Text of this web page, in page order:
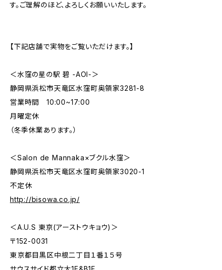
す。ご理解のほど、よろしくお願いいたします。
【下記店舗で実物をご覧いただけます。】
＜水窪の星の駅 碧 -AOI-＞
静岡県浜松市天竜区水窪町奥領家3281-8
営業時間 10:00~17:00
月曜定休
（冬季休業あります。）
＜Salon de Mannaka×ブクル水窪＞
静岡県浜松市天竜区水窪町奥領家3020-1
不定休
http://bisowa.co.jp/
＜A.U.S 東京(アーストウキョウ)＞
〒152-0031
東京都目黒区中根二丁目１番１５号